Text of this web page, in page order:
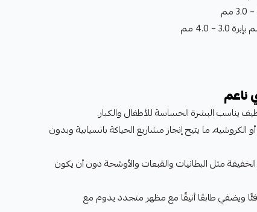
ناعم
يناسب البشرة الحساسة للأطفال والكبار.
ما يتيح إنجاز مشاريع الحياكة بانسيابية وبدون
مثل البطانيات والقبعات والأوشحة دون أن يكون
رقم 3454 حضورًا دافئًا ويضفي طابعًا أنيقًا مع مظهر متجدد يدوم مع